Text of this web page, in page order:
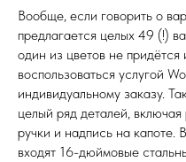
Вообще, если говорить о
предлагается целых 49 (!)
один из цветов не придётся
воспользоваться услугой
индивидуальному заказу.
целый ряд деталей,
ручки и надпись на капоте.
входят 16-дюймовые